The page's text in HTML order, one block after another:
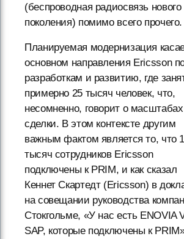
(беспроводная радиосвязь нового
поколения) помимо всего прочего.
Планируемая модернизация
основном направления Ericsson
разработкам и развитию, где
примерно 25 тысяч человек, что,
несомненно, говорит о масштабах
сделки. В этом контексте другим
важным фактом является то, что
тысяч сотрудников Ericsson
подключены к PRIM, и как сказал
Кеннет Скартедт (Ericsson) в
на совещании руководства
Стокгольме, «У нас есть ENOVIA
SAP, которые подключены к